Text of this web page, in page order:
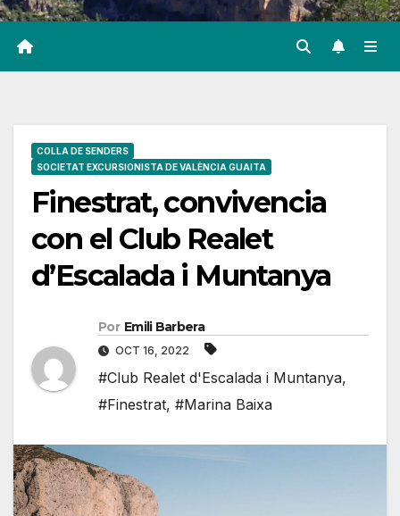
COLLA DE SENDERS
SOCIETAT EXCURSIONISTA DE VALÈNCIA GUAITA
Finestrat, convivencia
con el Club Realet
d’Escalada i Muntanya
Por Emili Barbera
OCT 16, 2022
#Club Realet d'Escalada i Muntanya,
#Finestrat, #Marina Baixa